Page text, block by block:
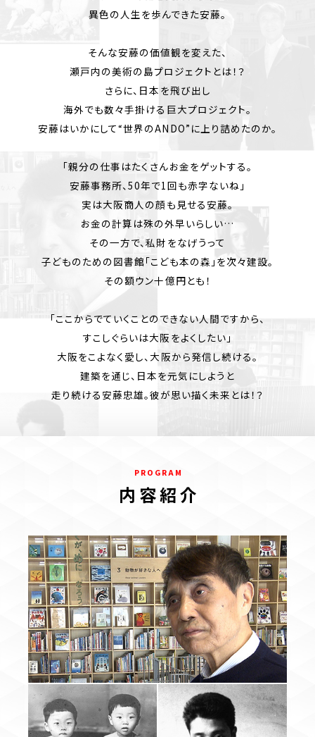
異色の人生を歩んできた安藤。
そんな安藤の価値観を変えた、
瀬戸内の美術の島プロジェクトとは！？
さらに、日本を飛び出し
海外でも数々手掛ける巨大プロジェクト。
安藤はいかにして“世界のANDO”に上り詰めたのか。
「親分の仕事はたくさんお金をゲットする。
安藤事務所、50年で1回も赤字ないね」
実は大阪商人の顔も見せる安藤。
お金の計算は殊の外早いらしい…
その一方で、私財をなげうって
子どものための図書館「こども本の森」を次々建設。
その額ウン十億円とも！
「ここからでていくことのできない人間ですから、
すこしぐらいは大阪をよくしたい」
大阪をこよなく愛し、大阪から発信し続ける。
建築を通じ、日本を元気にしようと
走り続ける安藤忠雄。彼が思い描く未来とは！？
P R O G R A M
内 容 紹 介